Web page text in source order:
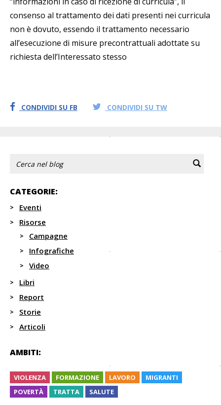
consenso al trattamento dei dati presenti nei curricula
non è dovuto, essendo il trattamento necessario
all’esecuzione di misure precontrattuali adottate su
richiesta dell’Interessato stesso
CONDIVIDI SU FB CONDIVIDI SU TW
CATEGORIE:
Eventi
Risorse
Campagne
Infografiche
Video
Libri
Report
Storie
Articoli
AMBITI:
VIOLENZA FORMAZIONE LAVORO
MIGRANTI
POVERTÀ
TRATTA SALUTE